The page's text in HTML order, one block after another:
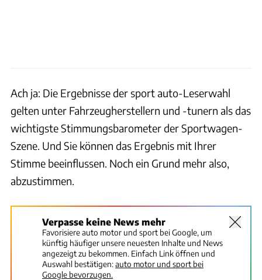
Ach ja: Die Ergebnisse der sport auto-Leserwahl
gelten unter Fahrzeugherstellern und -tunern als das
wichtigste Stimmungsbarometer der Sportwagen-
Szene. Und Sie können das Ergebnis mit Ihrer
Stimme beeinflussen. Noch ein Grund mehr also,
abzustimmen.
Verpasse keine News mehr
Favorisiere auto motor und sport bei Google, um
künftig häufiger unsere neuesten Inhalte und News
angezeigt zu bekommen. Einfach Link öffnen und
Auswahl bestätigen:auto motor und sport bei
Google bevorzugen.